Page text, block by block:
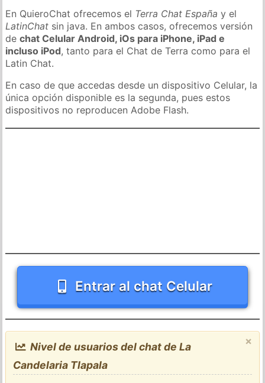
En QuieroChat ofrecemos el Terra Chat España y el
LatinChat sin java. En ambos casos, ofrecemos versión
dechat Celular Android, iOs para iPhone, iPad e
incluso iPod, tanto para el Chat de Terra como para el
Latin Chat.
En caso de que accedas desde un dispositivo Celular, la
única opción disponible es la segunda, pues estos
dispositivos no reproducen Adobe Flash.
Entrar al chat Celular
×
Nivel de usuarios del chat de La
Candelaria Tlapala